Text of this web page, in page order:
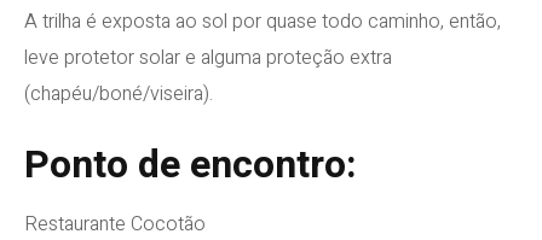
A trilha é exposta ao sol por quase todo caminho, então,
leve protetor solar e alguma proteção extra
(chapéu/boné/viseira).
Ponto de encontro:
Restaurante Cocotão